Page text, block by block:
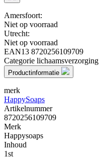
Amersfoort:
Niet op voorraad
Utrecht:
Niet op voorraad
EAN13 8720256109709
Categorie lichaamsverzorging
Productinformatie
merk
HappySoaps
Artikelnummer
8720256109709
Merk
Happysoaps
Inhoud
1st